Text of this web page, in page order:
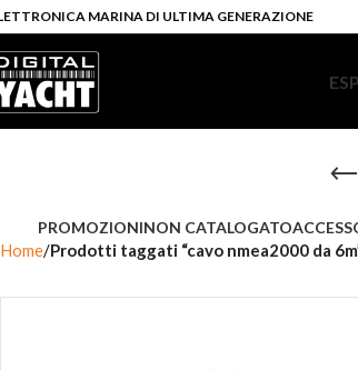
MARINA DI ULTIMA GENERAZIONE
PROMOZIONINON CATALOGATO
Home Prodotti taggati “cavo nmea2000 da